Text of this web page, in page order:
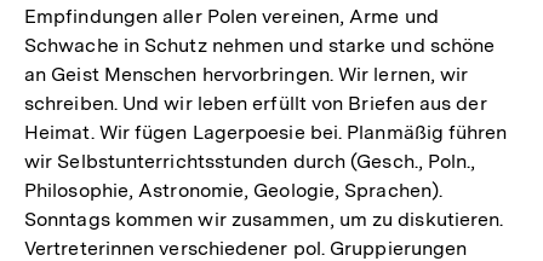
Empfindungen aller Polen vereinen, Arme und
Schwache in Schutz nehmen und starke und schöne
an Geist Menschen hervorbringen. Wir lernen, wir
schreiben. Und wir leben erfüllt von Briefen aus der
Heimat. Wir fügen Lagerpoesie bei. Planmäßig führen
wir Selbstunterrichtsstunden durch (Gesch., Poln.,
Philosophie, Astronomie, Geologie, Sprachen).
Sonntags kommen wir zusammen, um zu diskutieren.
Vertreterinnen verschiedener pol. Gruppierungen